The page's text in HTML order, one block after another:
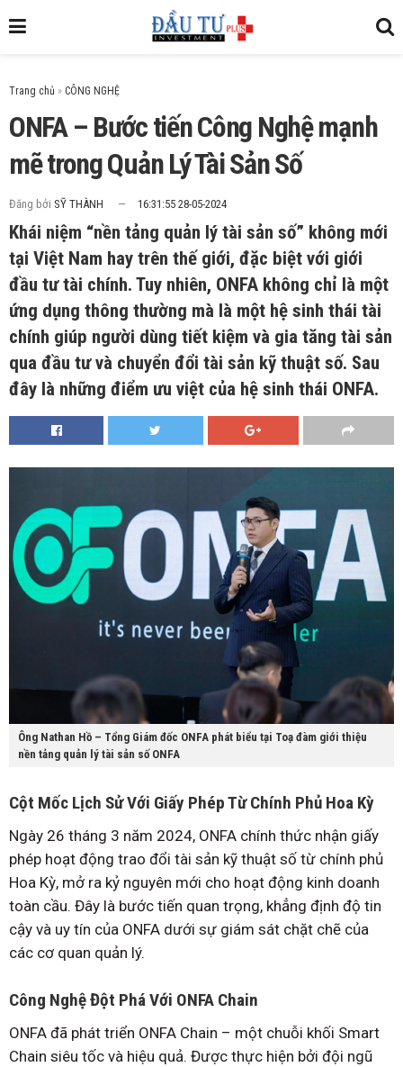
Trang chủ »
ONFA – Bước tiến Công Nghệ mạnh
mẽ trong Quản Lý Tài Sản Số
Đăng bởi SỸ THÀNH 16:31:55 28-05-2024
Khái niệm “nền tảng quản lý tài sản số” không mới
tại Việt Nam hay trên thế giới, đặc biệt với giới
đầu tư tài chính. Tuy nhiên, ONFA không chỉ là một
ứng dụng thông thường mà là một hệ sinh thái tài
chính giúp người dùng tiết kiệm và gia tăng tài sản
qua đầu tư và chuyển đổi tài sản kỹ thuật số. Sau
đây là những điểm ưu việt của hệ sinh thái ONFA.
Ông Nathan Hồ – Tổng Giám đốc ONFA phát biểu tại Toạ đàm giới thiệu
nền tảng quản lý tài sản số ONFA
Cột Mốc Lịch Sử Với Giấy Phép Từ Chính Phủ Hoa Kỳ
Ngày 26 tháng 3 năm 2024, ONFA chính thức nhận giấy
phép hoạt động trao đổi tài sản kỹ thuật số từ chính phủ
Hoa Kỳ, mở ra kỷ nguyên mới cho hoạt động kinh doanh
toàn cầu. Đây là bước tiến quan trọng, khẳng định độ tin
cậy và uy tín của ONFA dưới sự giám sát chặt chẽ của
các cơ quan quản lý.
Công Nghệ Đột Phá Với ONFA Chain
ONFA đã phát triển ONFA Chain – một chuỗi khối Smart
Chain siêu tốc và hiệu quả. Được thực hiện bởi đội ngũ